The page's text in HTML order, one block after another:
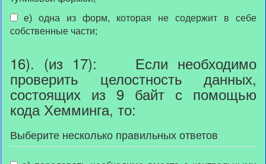
собственные части;
16). (из 17): Если необходимо
проверить целостность данных,
состоящих из 9 байт с помощью
кода Хемминга, то:
Выберите несколько правильных ответов